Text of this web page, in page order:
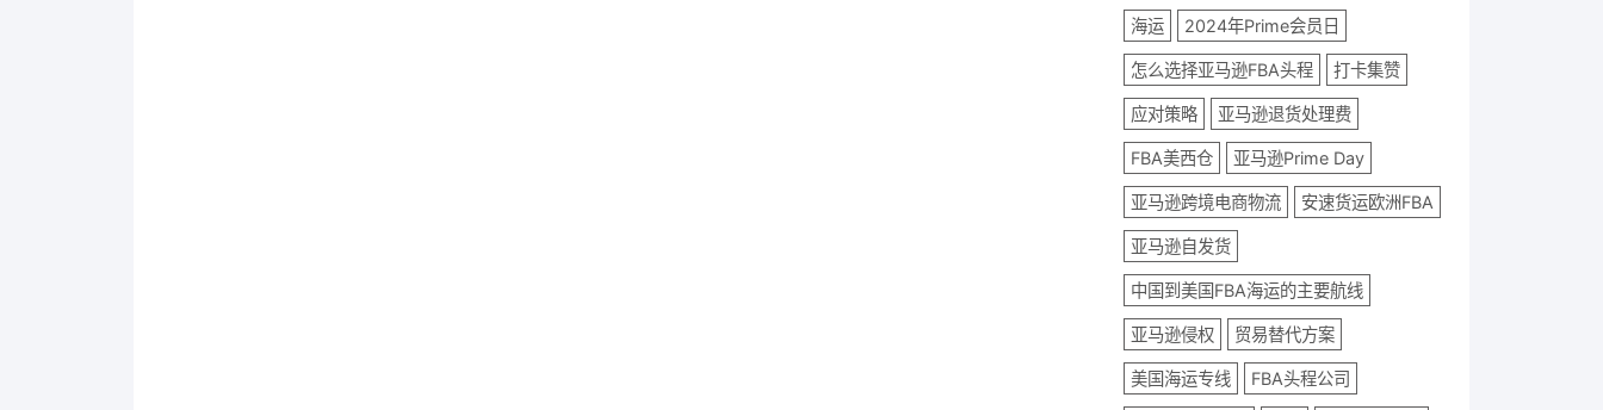
海运 2024年Prime会员日
怎么选择亚马逊FBA头程 打卡集赞
应对策略 亚马逊退货处理费
FBA美西仓 亚马逊Prime Day
亚马逊跨境电商物流 安速货运欧洲FBA
亚马逊自发货
中国到美国FBA海运的主要航线
亚马逊侵权 贸易替代方案
美国海运专线 FBA头程公司